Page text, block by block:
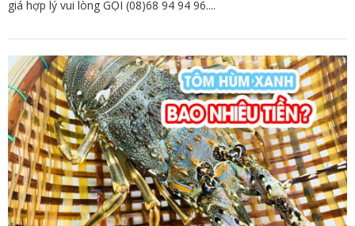
giá hợp lý vui lòng GỌI (08)68 94 94 96....